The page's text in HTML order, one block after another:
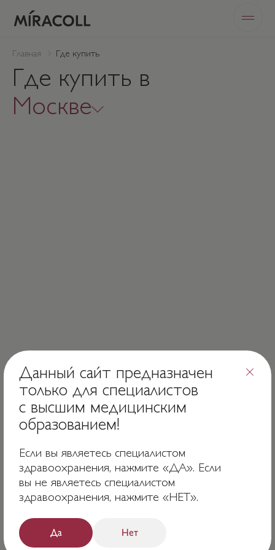
Главная Где купить
Где купить в
Москве
Хочу попасть на карту!
Главная
О продукте
Клиники
Мероприятия
ТЕЛЕФОН
Данный сайт предназначен
только для специалистов
с высшим медицинским
образованием!
Если вы являетесь специалистом
здравоохранения, нажмите «ДА». Если
вы не являетесь специалистом
здравоохранения, нажмите «НЕТ».
Да Нет